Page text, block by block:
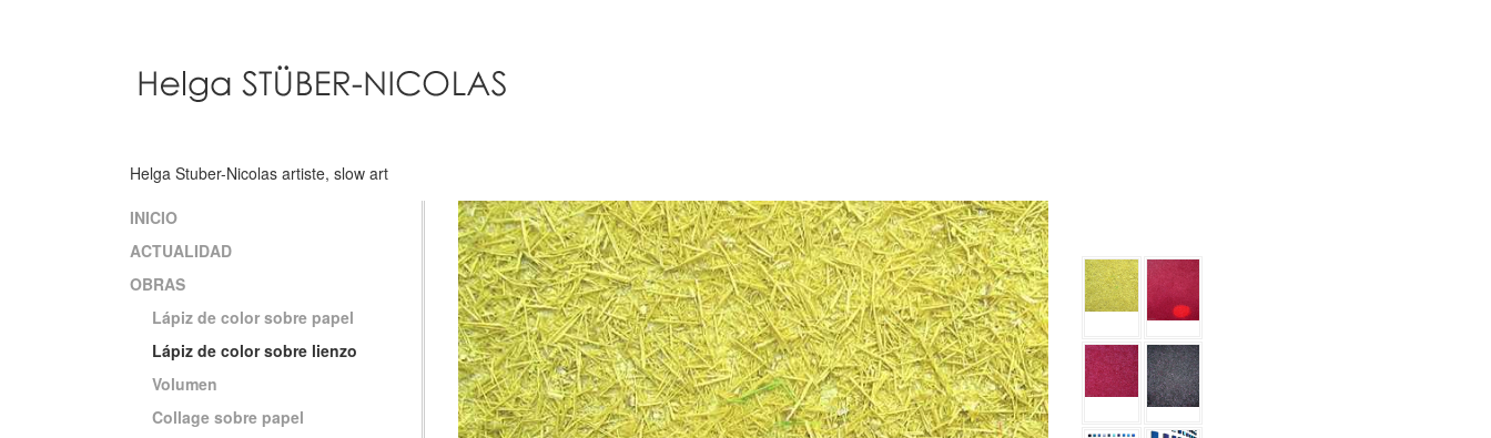
Helga Stuber-Nicolas artiste, slow art
Main
navigation
INICIO
ACTUALIDAD
OBRAS
Lápiz de color sobre papel
Lápiz de color sobre lienzo
Volumen
Collage sobre papel